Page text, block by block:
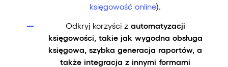
księgowość online).
Odkryj korzyści z automatyzacji
księgowości, takie jak wygodna obsługa
księgowa, szybka generacja raportów, a
także integracja z innymi formami